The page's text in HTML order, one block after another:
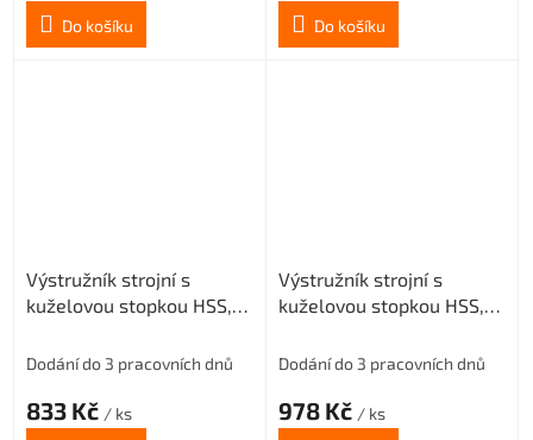
Do košíku
Do košíku
Výstružník strojní s
kuželovou stopkou HSS,
Dodání do 3 pracovních dnů
833 Kč / ks
Výstružník strojní s
kuželovou stopkou HSS,
Dodání do 3 pracovních dnů
978 Kč / ks